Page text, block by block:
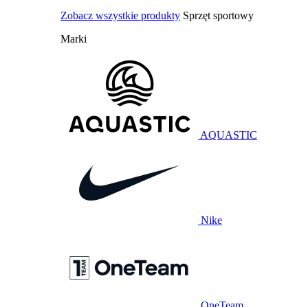
Zobacz wszystkie produkty Sprzęt sportowy
Marki
AQUASTIC
Nike